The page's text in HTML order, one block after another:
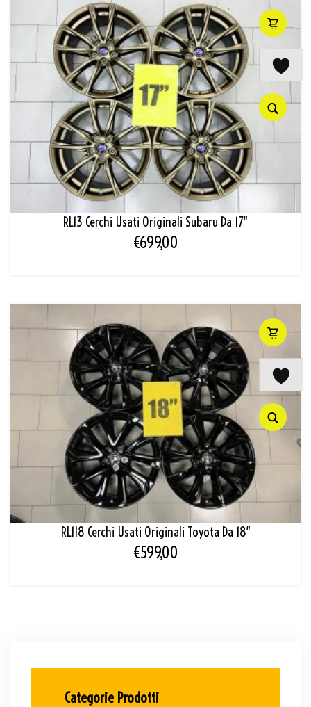
RL13 Cerchi Usati Originali Subaru Da 17″
€699,00
RL118 Cerchi Usati Originali Toyota Da 18″
€599,00
Categorie Prodotti